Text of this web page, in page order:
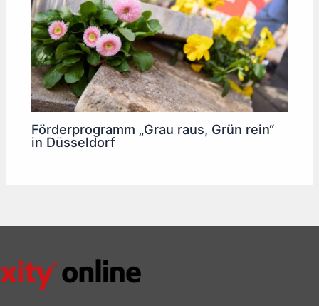
Förderprogramm „Grau raus, Grün rein“
in Düsseldorf